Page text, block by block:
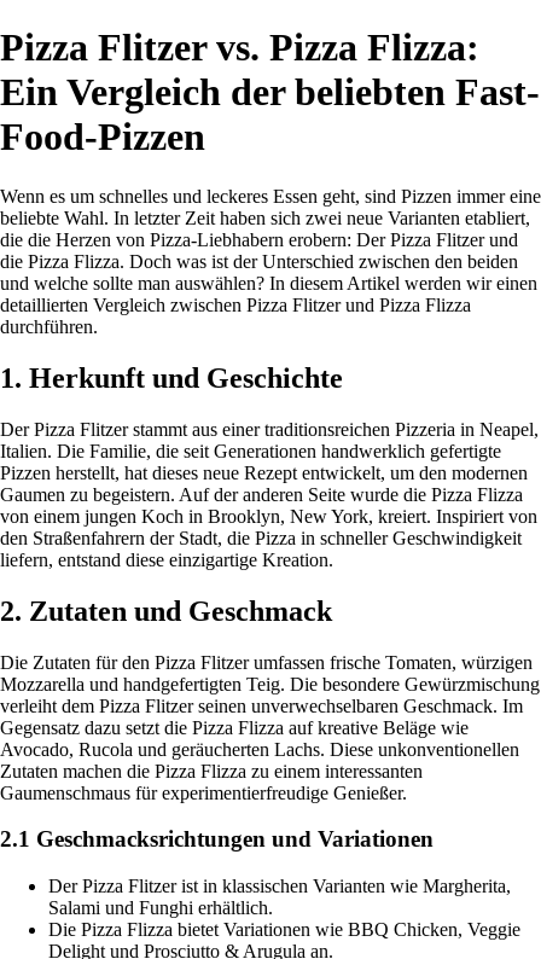
Pizza Flitzer vs. Pizza Flizza:
Ein Vergleich der beliebten Fast-
Food-Pizzen
Wenn es um schnelles und leckeres Essen geht, sind Pizzen immer eine
beliebte Wahl. In letzter Zeit haben sich zwei neue Varianten etabliert,
die die Herzen von Pizza-Liebhabern erobern: Der Pizza Flitzer und
die Pizza Flizza. Doch was ist der Unterschied zwischen den beiden
und welche sollte man auswählen? In diesem Artikel werden wir einen
detaillierten Vergleich zwischen Pizza Flitzer und Pizza Flizza
durchführen.
1. Herkunft und Geschichte
Der Pizza Flitzer stammt aus einer traditionsreichen Pizzeria in Neapel,
Italien. Die Familie, die seit Generationen handwerklich gefertigte
Pizzen herstellt, hat dieses neue Rezept entwickelt, um den modernen
Gaumen zu begeistern. Auf der anderen Seite wurde die Pizza Flizza
von einem jungen Koch in Brooklyn, New York, kreiert. Inspiriert von
den Straßenfahrern der Stadt, die Pizza in schneller Geschwindigkeit
liefern, entstand diese einzigartige Kreation.
2. Zutaten und Geschmack
Die Zutaten für den Pizza Flitzer umfassen frische Tomaten, würzigen
Mozzarella und handgefertigten Teig. Die besondere Gewürzmischung
verleiht dem Pizza Flitzer seinen unverwechselbaren Geschmack. Im
Gegensatz dazu setzt die Pizza Flizza auf kreative Beläge wie
Avocado, Rucola und geräucherten Lachs. Diese unkonventionellen
Zutaten machen die Pizza Flizza zu einem interessanten
Gaumenschmaus für experimentierfreudige Genießer.
2.1 Geschmacksrichtungen und Variationen
Der Pizza Flitzer ist in klassischen Varianten wie Margherita,
Salami und Funghi erhältlich.
Die Pizza Flizza bietet Variationen wie BBQ Chicken, Veggie
Delight und Prosciutto & Arugula an.